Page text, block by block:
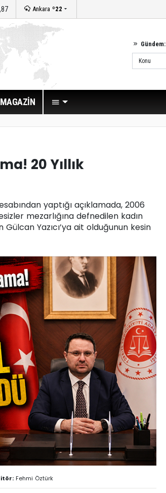
Ankara º22
Gündem:
MAGAZİN
20 Yıllık
yaptığı açıklamada, 2006
mezarlığına defnedilen kadın
Yazıcı’ya ait olduğunun kesin
Fehmi Öztürk